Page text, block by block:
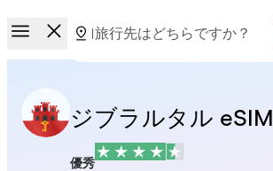
ジブラルタル eSIM
優秀